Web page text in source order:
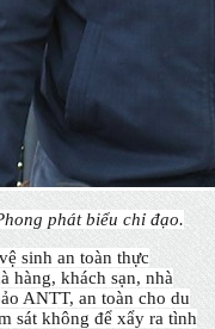
phát biểu chỉ đạo.
sinh an toàn thực
hàng, khách sạn, nhà
ANTT, an toàn cho du
sát không để xẩy ra tình